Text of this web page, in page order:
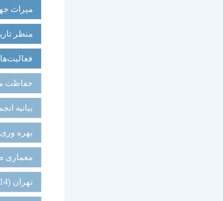
میراث
منظر
حفاظت
بیانیه
بهره وری
معماری
تهران (14)